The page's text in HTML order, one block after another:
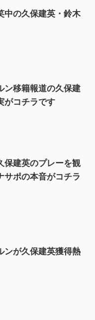
中の久保建英・鈴木
ン移籍報道の久保建
がコチラです
保建英のプレーを観
サポの本音がコチラ
ンが久保建英獲得熱